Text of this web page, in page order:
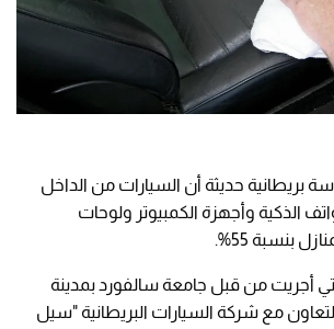
بريطانية حديثة أن السيارات من الداخل
الذكية وأجهزة الكمبيوتر ولوحات
بنسبة 55%.
أجريت من قبل جامعة سالفورد بمدينة
مع شركة السيارات البريطانية "سيل